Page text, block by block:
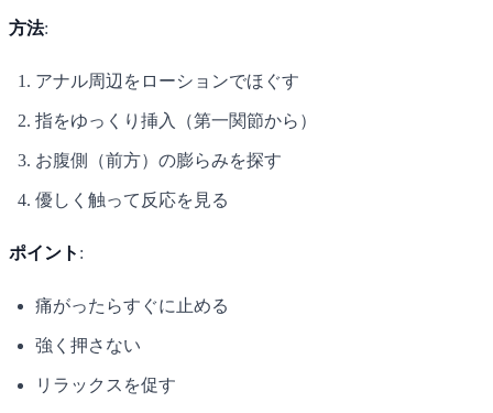
方法:
アナル周辺をローションでほぐす
指をゆっくり挿入（第一関節から）
お腹側（前方）の膨らみを探す
優しく触って反応を見る
ポイント :
痛がったらすぐに止める
強く押さない
リラックスを促す